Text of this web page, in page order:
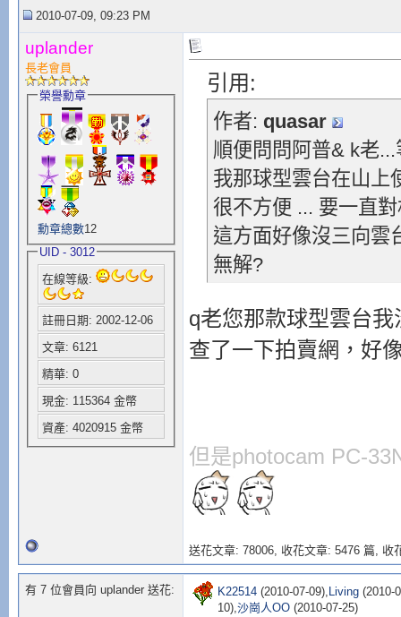
2010-07-09, 09:23 PM
uplander
長老會員
榮譽勳章
勳章總數12
UID - 3012
在線等級:
註冊日期: 2002-12-06
文章: 6121
精華: 0
現金: 115364 金幣
資產: 4020915 金幣
引用:
作者: quasar
順便問問阿普& k老
我那球型雲台在山上
很不方便 ... 要一直
這方面好像沒三向雲
無解?
q老您那款球型雲台我
查了一下拍賣網，好
但是photocam PC-
送花文章: 78006, 收花文章: 5476 篇, 收
有 7 位會員向 uplander 送花: K22514(2010-07-09), Living(2010-
10),沙崗人OO(2010-07-25)